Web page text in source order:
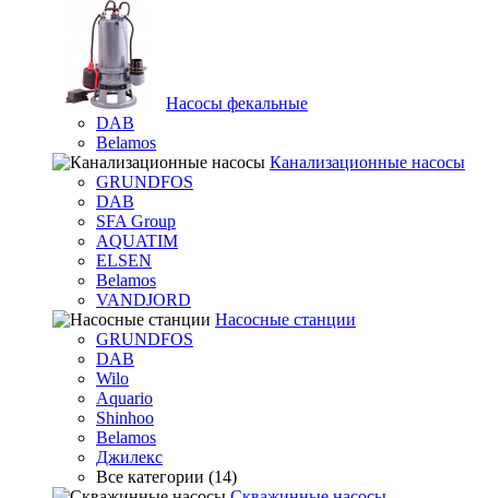
Насосы фекальные
DAB
Belamos
Канализационные насосы
GRUNDFOS
DAB
SFA Group
AQUATIM
ELSEN
Belamos
VANDJORD
Насосные станции
GRUNDFOS
DAB
Wilo
Aquario
Shinhoo
Belamos
Джилекс
Все категории (14)